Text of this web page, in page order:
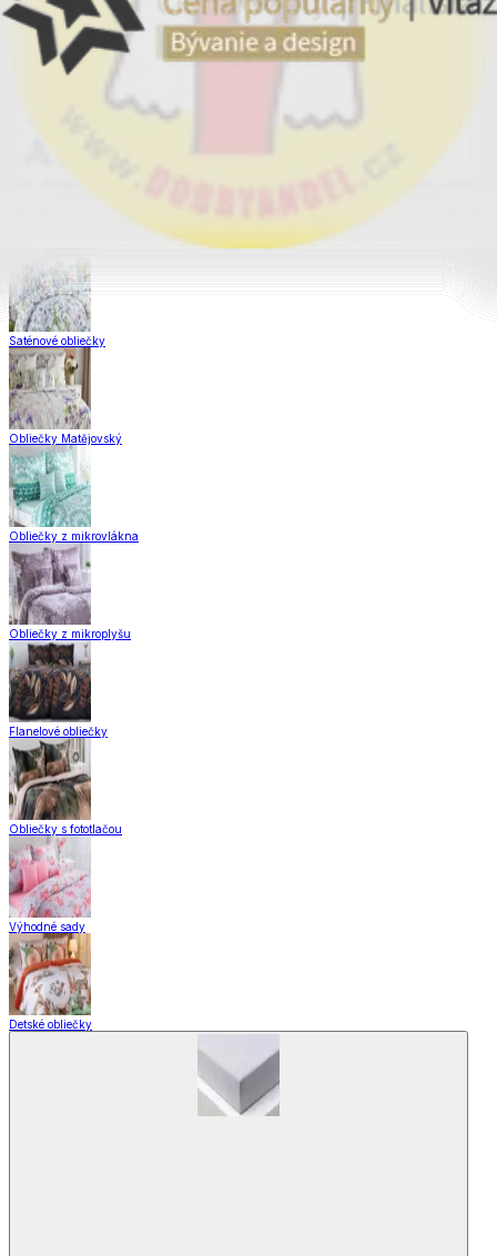
Obliečky Dual Feel®
Saténové obliečky
Obliečky Matějovský
Obliečky z mikrovlákna
Obliečky z mikroplyšu
Flanelové obliečky
Obliečky s fototlačou
Výhodné sady
Detské obliečky